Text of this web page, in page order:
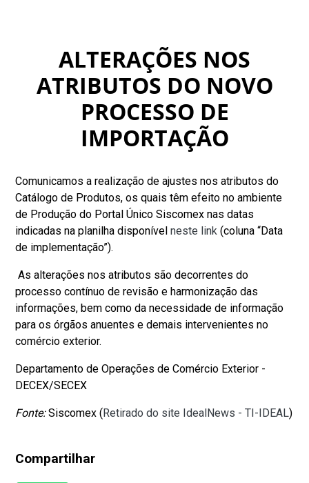
ALTERAÇÕES NOS
ATRIBUTOS DO NOVO
PROCESSO DE
IMPORTAÇÃO
Comunicamos a realização de ajustes nos atributos do
Catálogo de Produtos, os quais têm efeito no ambiente
de Produção do Portal Único Siscomex nas datas
indicadas na planilha disponívelneste link (coluna “Data
de implementação”).
As alterações nos atributos são decorrentes do
processo contínuo de revisão e harmonização das
informações, bem como da necessidade de informação
para os órgãos anuentes e demais intervenientes no
comércio exterior.
Departamento de Operações de Comércio Exterior -
DECEX/SECEX
Fonte:Siscomex (Retirado do site IdealNews - TI-IDEAL)
Compartilhar